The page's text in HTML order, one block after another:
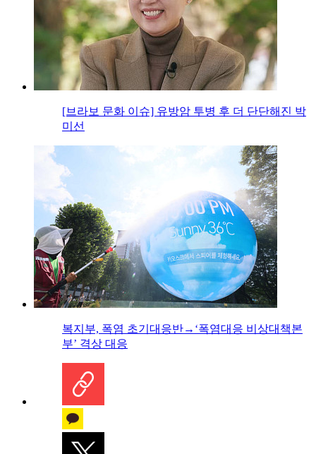
[브라보 문화 이슈] 유방암 투병 후 더 단단해진 박
미선
복지부, 폭염 초기대응반→‘폭염대응 비상대책본
부’ 격상 대응